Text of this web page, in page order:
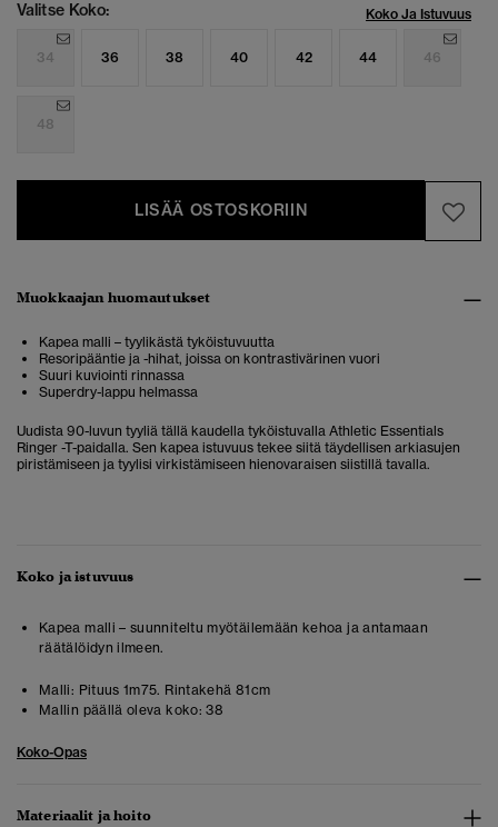
Valitse Koko: Koko Ja Istuvuus
34 36 38 40 42 44 46
48
LISÄÄ OSTOSKORIIN
Muokkaajan huomautukset
Kapea malli – tyylikästä tyköistuvuutta
Resoripääntie ja -hihat, joissa on kontrastivärinen vuori
Suuri kuviointi rinnassa
Superdry-lappu helmassa
Uudista 90-luvun tyyliä tällä kaudella tyköistuvalla Athletic Essentials
Ringer -T-paidalla. Sen kapea istuvuus tekee siitä täydellisen arkiasujen
piristämiseen ja tyylisi virkistämiseen hienovaraisen siistillä tavalla.
Koko ja istuvuus
Kapea malli – suunniteltu myötäilemään kehoa ja antamaan
räätälöidyn ilmeen.
Malli: Pituus 1m75. Rintakehä 81cm
Mallin päällä oleva koko: 38
Koko-Opas
Materiaalit ja hoito